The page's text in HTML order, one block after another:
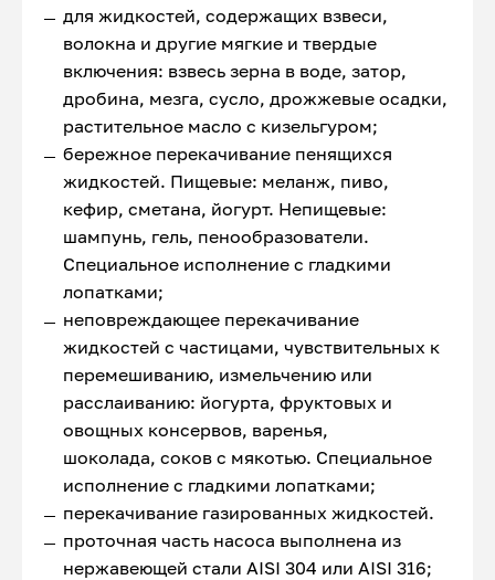
для жидкостей, содержащих взвеси,
волокна и другие мягкие и твердые
включения: взвесь зерна в воде, затор,
дробина, мезга, сусло, дрожжевые осадки,
растительное масло с кизельгуром;
бережное перекачивание пенящихся
жидкостей. Пищевые: меланж, пиво,
кефир, сметана, йогурт. Непищевые:
шампунь, гель, пенообразователи.
Специальное исполнение с гладкими
лопатками;
неповреждающее перекачивание
жидкостей с частицами, чувствительных к
перемешиванию, измельчению или
расслаиванию: йогурта, фруктовых и
овощных консервов, варенья,
шоколада, соков с мякотью. Специальное
исполнение с гладкими лопатками;
перекачивание газированных жидкостей.
проточная часть насоса выполнена из
нержавеющей стали AISI 304 или AISI 316;